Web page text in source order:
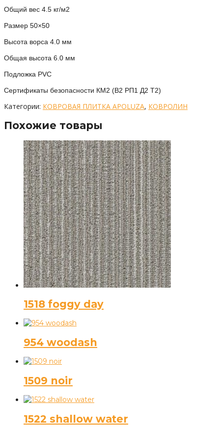
Общий вес 4.5 кг/м2
Размер 50×50
Высота ворса 4.0 мм
Общая высота 6.0 мм
Подложка PVC
Сертификаты безопасности КМ2 (В2 РП1 Д2 Т2)
Категории: КОВРОВАЯ ПЛИТКА APOLUZA, КОВРОЛИН
Похожие товары
1518 foggy day
954 woodash
1509 noir
1522 shallow water